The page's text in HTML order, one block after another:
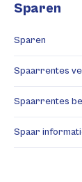
Sparen
Sparen
Spaarrentes
Spaarrentes
Spaar